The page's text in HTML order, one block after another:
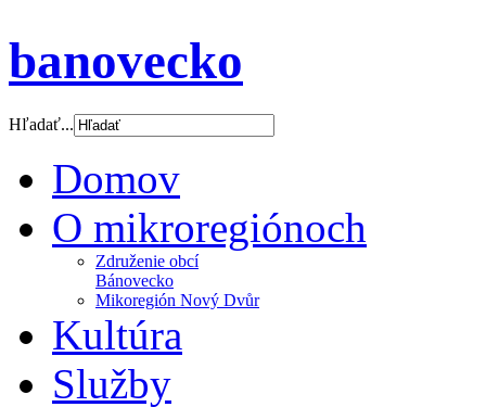
banovecko
Hľadať...
Domov
O mikroregiónoch
Združenie obcí
Bánovecko
Mikoregión Nový Dvůr
Kultúra
Služby